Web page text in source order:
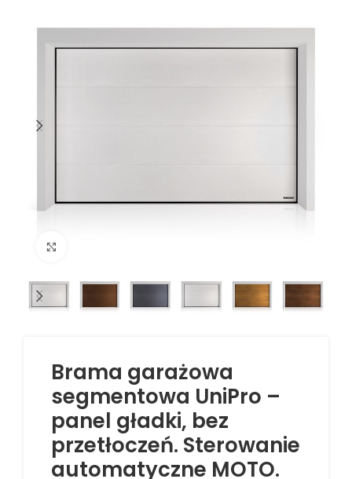
Brama garażowa
segmentowa UniPro –
panel gładki, bez
przetłoczeń. Sterowanie
automatyczne MOTO.